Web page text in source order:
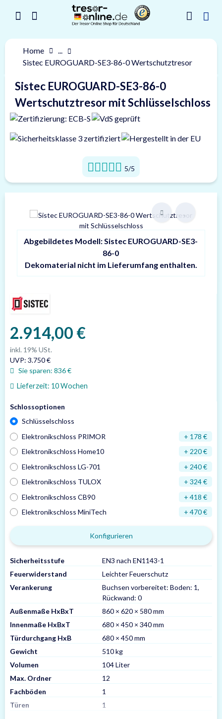
Home
...
Sistec EUROGUARD-SE3-86-0 Wertschutztresor
Sistec EUROGUARD-SE3-86-0
Wertschutztresor mit Schlüsselschloss
5/5
Abgebildetes Modell: Sistec EUROGUARD-SE3-
86-0
Dekomaterial nicht im Lieferumfang enthalten.
2.914,00 €
inkl. 19% USt.
UVP: 3.750 €
Sie sparen: 836 €
Lieferzeit: 10 Wochen
Schlossoptionen
Schlüsselschloss
Elektronikschloss PRIMOR
+ 178 €
Elektronikschloss Home10
+ 220 €
Elektronikschloss LG-701
+ 240 €
Elektronikschloss TULOX
+ 324 €
Elektronikschloss CB90
+ 418 €
Elektronikschloss MiniTech
+ 470 €
Konfigurieren
Sicherheitsstufe
EN3 nach EN1143-1
Feuerwiderstand
Leichter Feuerschutz
Verankerung
Buchsen vorbereitet: Boden: 1,
Rückwand: 0
Außenmaße HxBxT
860 × 620 × 580 mm
Innenmaße HxBxT
680 × 450 × 340 mm
Türdurchgang HxB
680 × 450 mm
Gewicht
510 kg
Volumen
104 Liter
Max. Ordner
12
Fachböden
1
Türen
1